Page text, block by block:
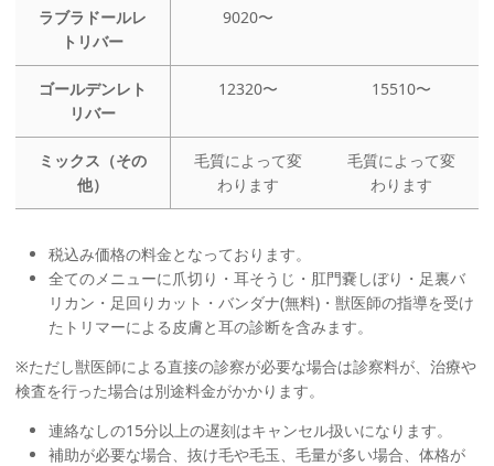
ラブラドールレ
トリバー
9020〜
ゴールデンレト
リバー
12320〜 15510〜
ミックス（その
他）
毛質によって変
わります
毛質によって変
わります
税込み価格の料金となっております。
全てのメニューに爪切り・耳そうじ・肛門嚢しぼり・足裏バ
リカン・足回りカット・バンダナ(無料)・獣医師の指導を受け
たトリマーによる皮膚と耳の診断を含みます。
※ただし獣医師による直接の診察が必要な場合は診察料が、治療や
検査を行った場合は別途料金がかかります。
連絡なしの15分以上の遅刻はキャンセル扱いになります。
補助が必要な場合、抜け毛や毛玉、毛量が多い場合、体格が